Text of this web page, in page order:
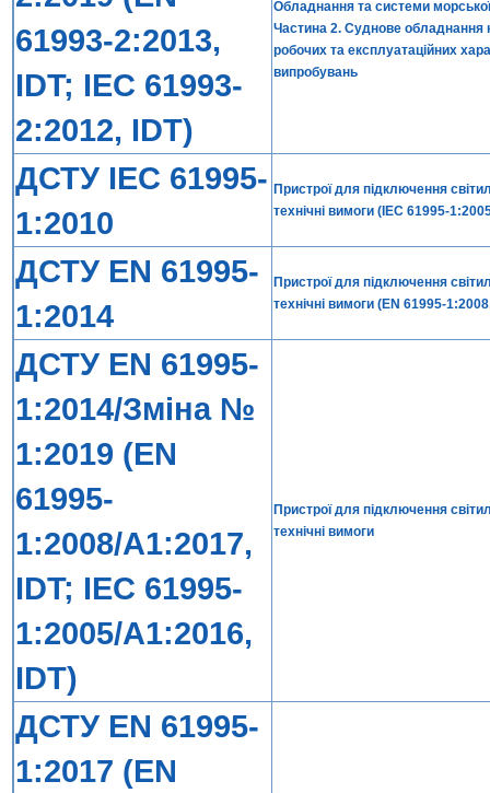
61993-2:2013,
IDT; IEC 61993-
2:2012, IDT)
Обладнання та системи морської
Частина 2. Суднове обладнання
робочих та експлуатаційних
випробувань
ДСТУ IEC 61995-
1:2010
Пристрої для підключення
технічні вимоги (IEC 61995-
ДСТУ EN 61995-
1:2014
Пристрої для підключення
технічні вимоги (EN 61995-
ДСТУ EN 61995-
1:2014/Зміна №
1:2019 (EN
61995-
1:2008/A1:2017,
IDT; IEC 61995-
1:2005/A1:2016,
IDT)
Пристрої для підключення
технічні вимоги
ДСТУ EN 61995-
1:2017 (EN